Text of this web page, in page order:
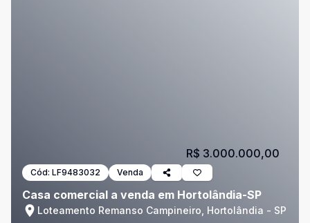
Cód: LF9483032 Venda
Casa comercial a venda em Hortolândia-SP
Loteamento Remanso Campineiro, Hortolândia - SP
R$ 3.000.000,00